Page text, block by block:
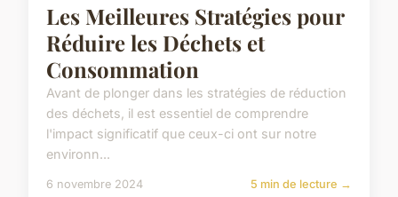
Les Meilleures Stratégies pour
Réduire les Déchets et
Consommation
Avant de plonger dans les stratégies de réduction
des déchets, il est essentiel de comprendre
l'impact significatif que ceux-ci ont sur notre
environn...
6 novembre 2024 5 min de lecture →